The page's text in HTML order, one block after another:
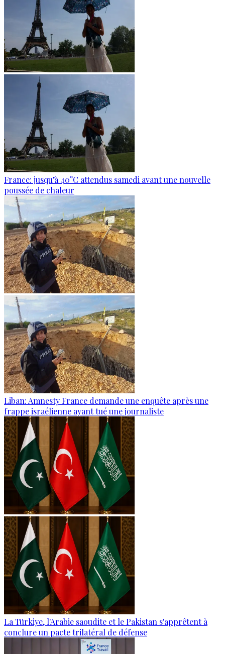
France: jusqu’à 40°C attendus samedi avant une nouvelle
poussée de chaleur
Liban: Amnesty France demande une enquête après une
frappe israélienne ayant tué une journaliste
La Türkiye, l'Arabie saoudite et le Pakistan s'apprêtent à
conclure un pacte trilatéral de défense